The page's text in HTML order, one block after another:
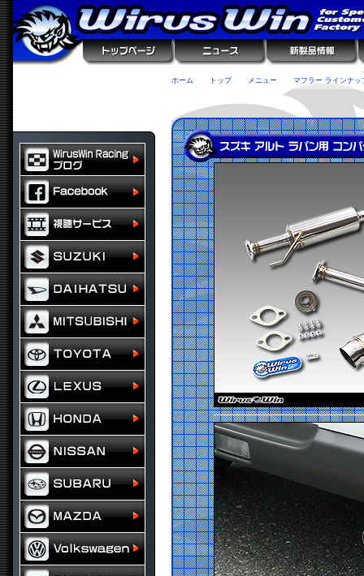
ホーム トップ メニュー マフラー ラインナッ